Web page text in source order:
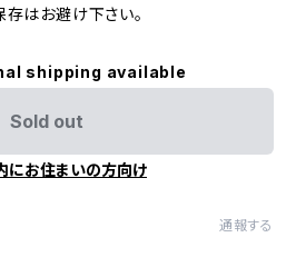
はお避け下さい。
shipping available
Sold out
にお住まいの方向け
通報する